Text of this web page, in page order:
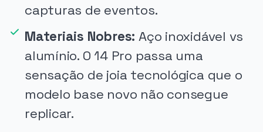
capturas de eventos.
Materiais Nobres: Aço inoxidável vs
alumínio. O 14 Pro passa uma
sensação de joia tecnológica que o
modelo base novo não consegue
replicar.